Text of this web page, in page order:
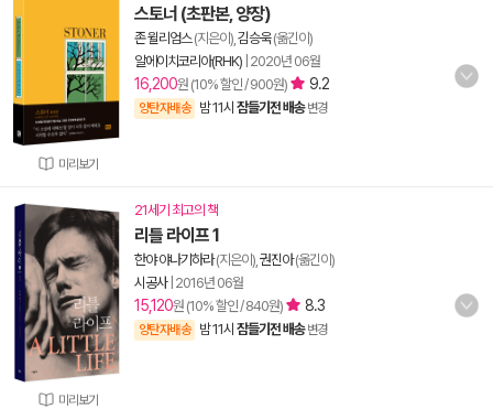
미리보기
스토너 (초판본, 양장)
존 윌리엄스(지은이), 김승욱(옮긴이)
알에이치코리아(RHK) 2020년 06월
16,200원 (10% 할인 / 900원) 9.2
양탄자배송 밤 11시 잠들기전 배송 변경
미리보기
21세기 최고의 책
리틀 라이프 1
한야 야나기하라(지은이), 권진아(옮긴이)
시공사| 2016년 06월
15,120원 (10% 할인 / 840원) 8.3
양탄자배송 밤 11시 잠들기전 배송 변경